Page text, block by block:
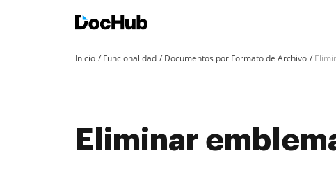
Inicio Funcionalidad Documentos por Formato de Archivo
Eliminar